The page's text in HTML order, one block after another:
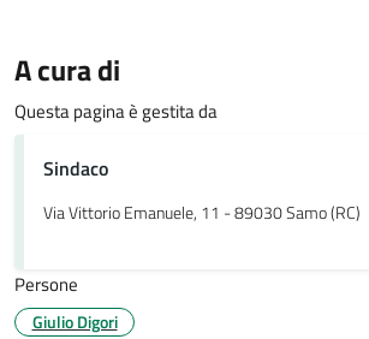
A cura di
Questa pagina è gestita da
Sindaco
Via Vittorio Emanuele, 11 - 89030 Samo (RC)
Persone
Giulio Digori